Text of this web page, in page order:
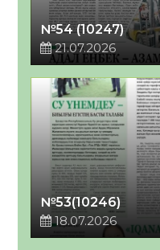
№54 (10247)
21.07.2026
№53(10246)
18.07.2026